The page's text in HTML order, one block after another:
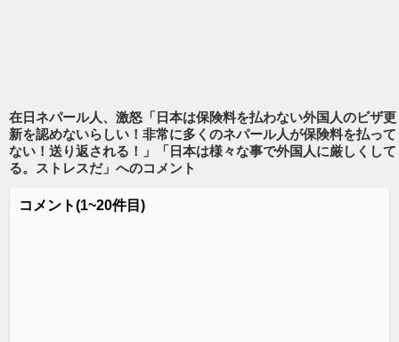
在日ネパール人、激怒「日本は保険料を払わない外国人のビザ更
新を認めないらしい！非常に多くのネパール人が保険料を払って
ない！送り返される！」「日本は様々な事で外国人に厳しくして
る。ストレスだ」 へのコメント
コメント(1~20件目)